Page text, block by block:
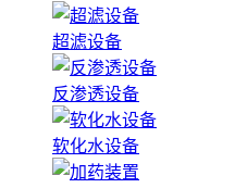
超滤设备
反渗透设备
软化水设备